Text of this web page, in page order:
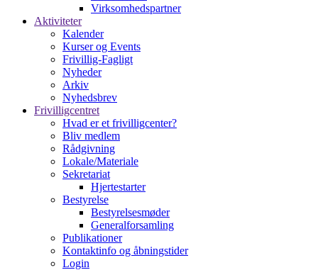
Virksomhedspartner
Aktiviteter
Kalender
Kurser og Events
Frivillig-Fagligt
Nyheder
Arkiv
Nyhedsbrev
Frivilligcentret
Hvad er et frivilligcenter?
Bliv medlem
Rådgivning
Lokale/Materiale
Sekretariat
Hjertestarter
Bestyrelse
Bestyrelsesmøder
Generalforsamling
Publikationer
Kontaktinfo og åbningstider
Login